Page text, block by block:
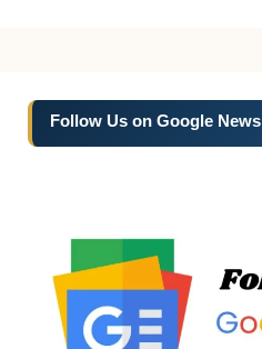
Follow Us on Google News